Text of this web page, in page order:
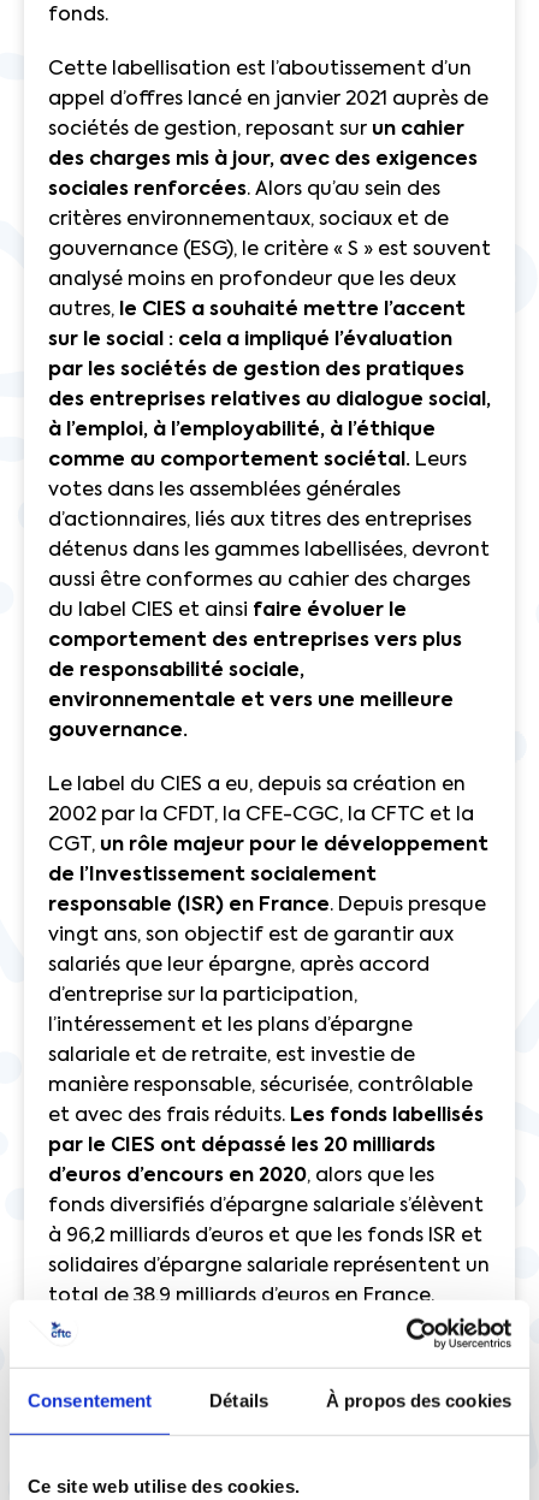
Consentement Détails À propos des cookies
Ce site web utilise des cookies.
fonds.
Cette labellisation est l’aboutissement d’un
appel d’offres lancé en janvier 2021 auprès de
sociétés de gestion, reposant sur un cahier
des charges mis à jour, avec des exigences
sociales renforcées. Alors qu’au sein des
critères environnementaux, sociaux et de
gouvernance (ESG), le critère « S » est souvent
analysé moins en profondeur que les deux
autres, le CIES a souhaité mettre l’accent
sur le social : cela a impliqué l’évaluation
par les sociétés de gestion des pratiques
des entreprises relatives au dialogue social,
à l’emploi, à l’employabilité, à l’éthique
comme au comportement sociétal. Leurs
votes dans les assemblées générales
d’actionnaires, liés aux titres des entreprises
détenus dans les gammes labellisées, devront
aussi être conformes au cahier des charges
du label CIES et ainsi faire évoluer le
comportement des entreprises vers plus
de responsabilité sociale,
environnementale et vers une meilleure
gouvernance.
Le label du CIES a eu, depuis sa création en
2002 par la CFDT, la CFE-CGC, la CFTC et la
CGT, un rôle majeur pour le développement
de l’Investissement socialement
responsable (ISR) en France. Depuis presque
vingt ans, son objectif est de garantir aux
salariés que leur épargne, après accord
d’entreprise sur la participation,
l’intéressement et les plans d’épargne
salariale et de retraite, est investie de
manière responsable, sécurisée, contrôlable
et avec des frais réduits. Les fonds labellisés
par le CIES ont dépassé les 20 milliards
d’euros d’encours en 2020, alors que les
fonds diversifiés d’épargne salariale s’élèvent
à 96,2 milliards d’euros et que les fonds ISR et
solidaires d’épargne salariale représentent un
total de 38,9 milliards d’euros en France.
Geoffroy de Vienne
devienne@ci-es.org